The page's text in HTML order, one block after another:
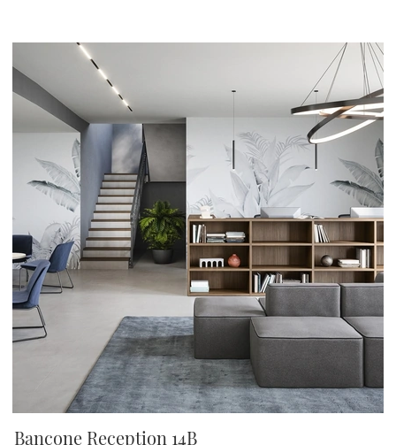
Bancone Reception 14B